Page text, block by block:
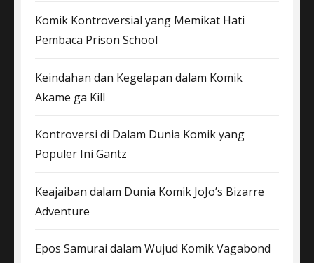
Komik Kontroversial yang Memikat Hati
Pembaca Prison School
Keindahan dan Kegelapan dalam Komik
Akame ga Kill
Kontroversi di Dalam Dunia Komik yang
Populer Ini Gantz
Keajaiban dalam Dunia Komik JoJo’s Bizarre
Adventure
Epos Samurai dalam Wujud Komik Vagabond